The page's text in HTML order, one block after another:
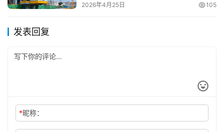
2026年4月25日 105
发表回复
*昵称：